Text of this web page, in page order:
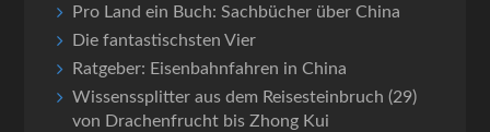
Pro Land ein Buch: Sachbücher über China
Die fantastischsten Vier
Ratgeber: Eisenbahnfahren in China
Wissenssplitter aus dem Reisesteinbruch (29)
von Drachenfrucht bis Zhong Kui